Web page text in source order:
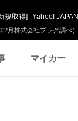
月株式会社プラグ調べ）
規取得] Yahoo! JAPAN
マイカー